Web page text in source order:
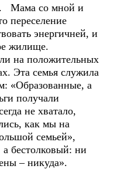
Мама со мной и
переселение
энергичней, и
жилище.
на положительных
Эта семья служила
«Образованные, а
получали
не хватало,
как мы на
семьей»,
бестолковый: ни
– никуда».